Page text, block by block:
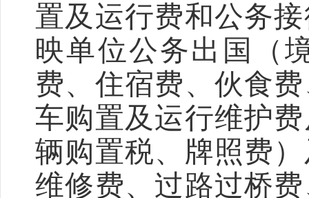
置及运行费和公务
映单位公务出国（
费、住宿费、伙食
车购置及运行维护
辆购置税、牌照费
维修费、过路过桥